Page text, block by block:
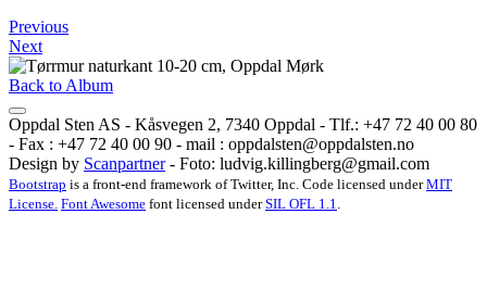
Previous
Next
Back to Album
Oppdal Sten AS - Kåsvegen 2, 7340 Oppdal - Tlf.: +47 72 40 00 80
- Fax : +47 72 40 00 90 - mail : oppdalsten@oppdalsten.no
Design by Scanpartner- Foto: ludvig.killingberg@gmail.com
Bootstrap is a front-end framework of Twitter, Inc. Code licensed underMIT
License. Font Awesome font licensed underSIL OFL 1.1.